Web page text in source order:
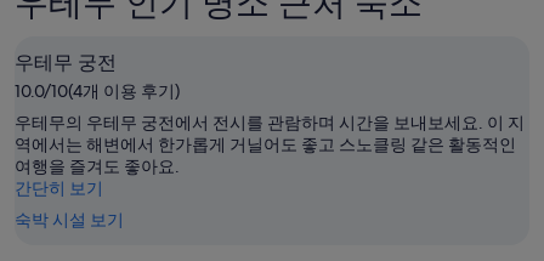
요
확
인
(숙
박
기
간:
8
무
요
금
확
인
(숙
박
기
말
테
무
의
요
금
확
인
우테무 궁전
10.0/10(4개 이용 후기)
우테무의 우테무 궁전에서 전시를 관람하며 시간을 보내보세요. 이 지
역에서는 해변에서 한가롭게 거닐어도 좋고 스노클링 같은 활동적인
여행을 즐겨도 좋아요.
간단히 보기
숙박 시설 보기